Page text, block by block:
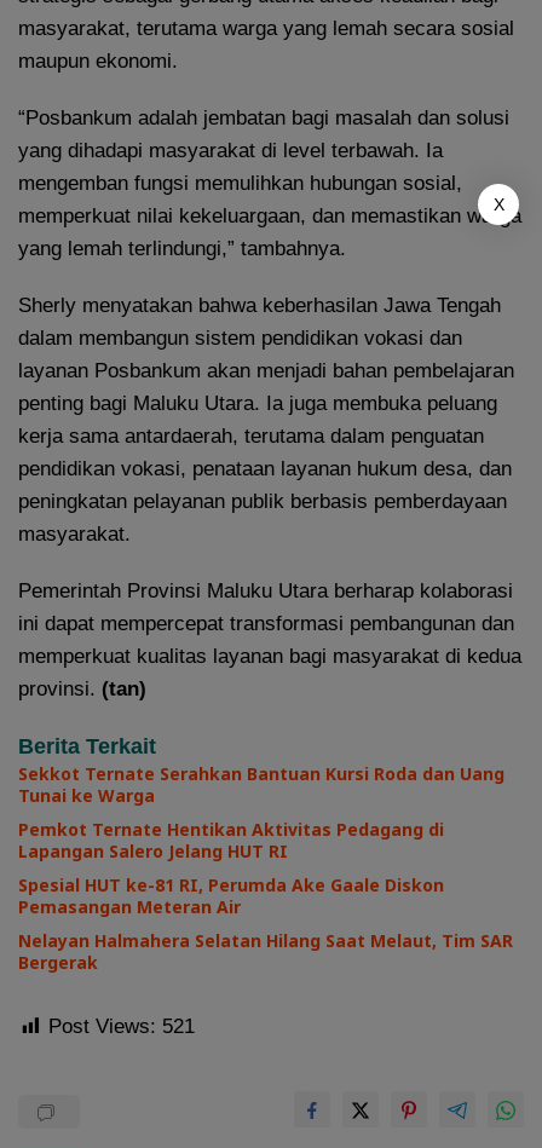
masyarakat, terutama warga yang lemah secara sosial
maupun ekonomi.
“Posbankum adalah jembatan bagi masalah dan solusi
yang dihadapi masyarakat di level terbawah. Ia
mengemban fungsi memulihkan hubungan sosial,
memperkuat nilai kekeluargaan, dan memastikan warga
yang lemah terlindungi,” tambahnya.
Sherly menyatakan bahwa keberhasilan Jawa Tengah
dalam membangun sistem pendidikan vokasi dan
layanan Posbankum akan menjadi bahan pembelajaran
penting bagi Maluku Utara. Ia juga membuka peluang
kerja sama antardaerah, terutama dalam penguatan
pendidikan vokasi, penataan layanan hukum desa, dan
peningkatan pelayanan publik berbasis pemberdayaan
masyarakat.
Pemerintah Provinsi Maluku Utara berharap kolaborasi
ini dapat mempercepat transformasi pembangunan dan
memperkuat kualitas layanan bagi masyarakat di kedua
provinsi. (tan)
Berita Terkait
Sekkot Ternate Serahkan Bantuan Kursi Roda dan Uang
Tunai ke Warga
Pemkot Ternate Hentikan Aktivitas Pedagang di
Lapangan Salero Jelang HUT RI
Spesial HUT ke-81 RI, Perumda Ake Gaale Diskon
Pemasangan Meteran Air
Nelayan Halmahera Selatan Hilang Saat Melaut, Tim SAR
Bergerak
Post Views: 521
X